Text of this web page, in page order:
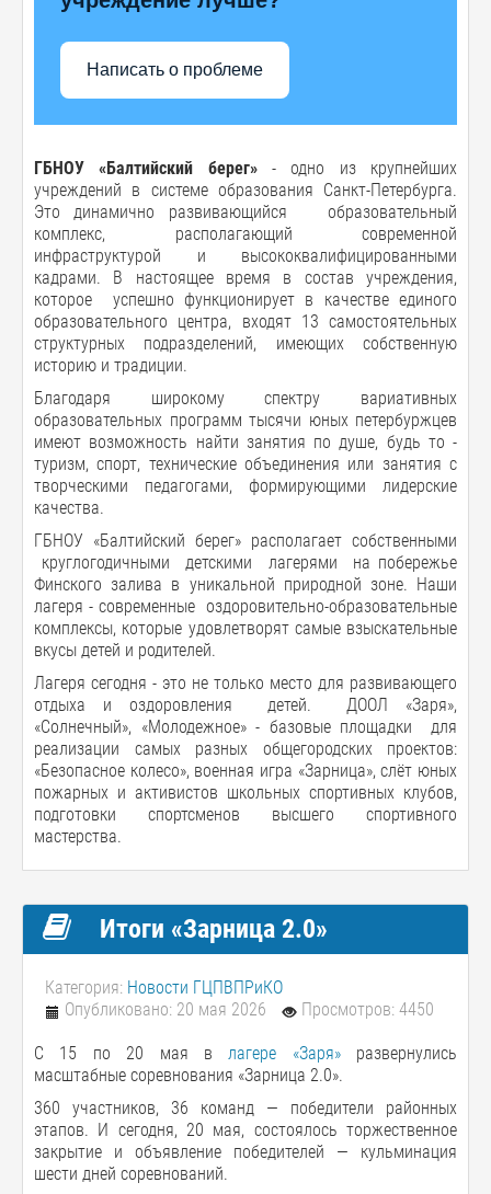
Написать о проблеме
ГБНОУ «Балтийский берег»- одно из крупнейших
учреждений в системе образования Санкт-Петербурга.
Это динамично развивающийся образовательный
комплекс, располагающий современной
инфраструктурой и высококвалифицированными
кадрами. В настоящее время в состав учреждения,
которое успешно функционирует в качестве единого
образовательного центра, входят 13 самостоятельных
структурных подразделений, имеющих собственную
историю и традиции.
Благодаря широкому спектру вариативных
образовательных программ тысячи юных петербуржцев
имеют возможность найти занятия по душе, будь то -
туризм, спорт, технические объединения или занятия с
творческими педагогами, формирующими лидерские
качества.
ГБНОУ «Балтийский берег» располагает собственными
круглогодичными детскими лагерями на побережье
Финского залива в уникальной природной зоне. Наши
лагеря - современные оздоровительно-образовательные
комплексы, которые удовлетворят самые взыскательные
вкусы детей и родителей.
Лагеря сегодня - это не только место для развивающего
отдыха и оздоровления детей. ДООЛ «Заря»,
«Солнечный», «Молодежное» - базовые площадки для
реализации самых разных общегородских проектов:
«Безопасное колесо», военная игра «Зарница», слёт юных
пожарных и активистов школьных спортивных клубов,
подготовки спортсменов высшего спортивного
мастерства.
Итоги «Зарница 2.0»
Категория: Новости ГЦПВПРиКО
Опубликовано: 20 мая 2026
Просмотров: 4450
С 15 по 20 мая влагере «Заря»развернулись
масштабные соревнования «Зарница 2.0».
360 участников, 36 команд — победители районных
этапов. И сегодня, 20 мая, состоялось торжественное
закрытие и объявление победителей — кульминация
шести дней соревнований.